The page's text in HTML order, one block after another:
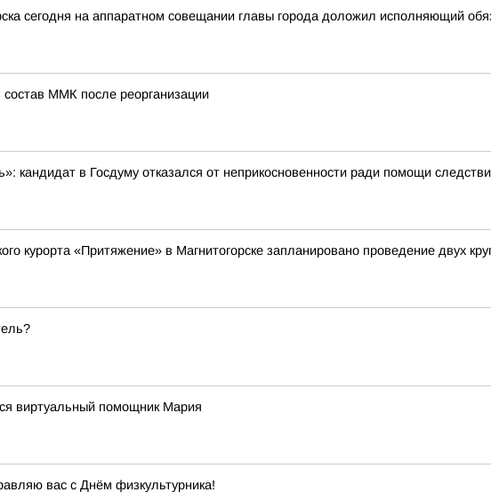
сегодня на аппаратном совещании главы города доложил исполняющий
ММК после реорганизации
кандидат в Госдуму отказался от неприкосновенности ради помощи
курорта «Притяжение» в Магнитогорске запланировано проведение двух
виртуальный помощник Мария
вас с Днём физкультурника!